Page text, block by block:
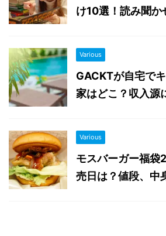
け10選！読み聞か
Various
GACKTが自宅で
家はどこ？収入源
Various
モスバーガー福袋
売日は？値段、中